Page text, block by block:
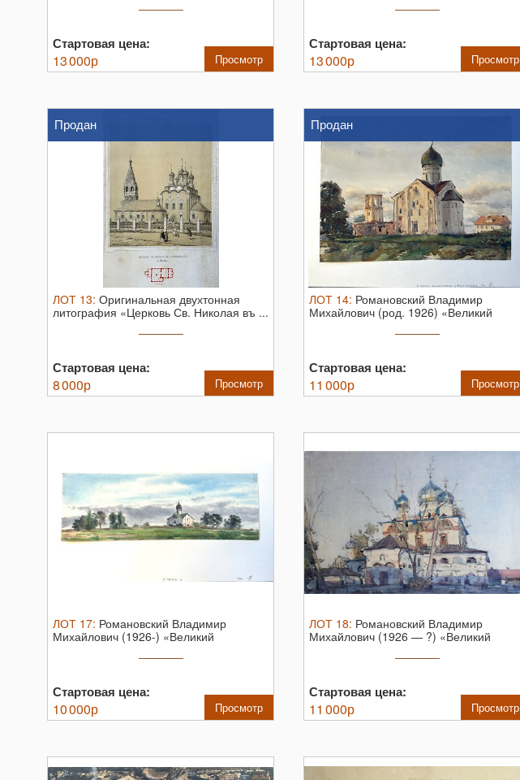
Стартовая цена:
13 000р Просмотр
Стартовая цена:
13 000р Просмотр
Продан
ЛОТ 13: Оригинальная двухтонная
литография «Церковь Св. Николая въ ...
Стартовая цена:
8 000р Просмотр
Продан
ЛОТ 14: Романовский Владимир
Михайлович (род. 1926) «Великий
Стартовая цена:
11 000р Просмотр
ЛОТ 17: Романовский Владимир
Михайлович (1926-) «Великий
Стартовая цена:
10 000р Просмотр
ЛОТ 18: Романовский Владимир
Михайлович (1926 — ?) «Великий
Стартовая цена:
11 000р Просмотр